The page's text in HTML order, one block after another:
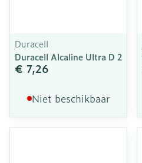
Duracell
Duracell Alcaline Ultra D 2
€ 7,26
Niet beschikbaar